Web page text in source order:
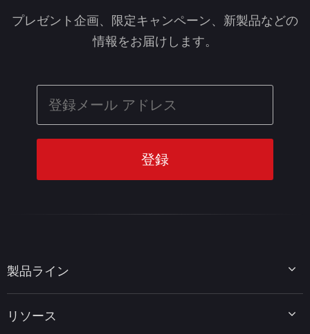
プレゼント企画、限定キャンペーン、新製品などの
情報をお届けします。
製品ライン
MiniTool Power Data Recovery
リソース